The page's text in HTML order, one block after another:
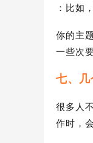
：比如
你的主
一些次
七、
很多人
作时，